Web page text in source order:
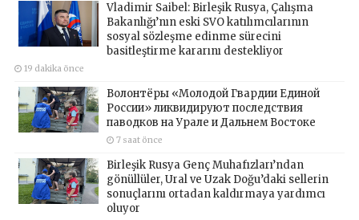
Vladimir Saibel: Birleşik Rusya, Çalışma
Bakanlığı’nın eski SVO katılımcılarının
sosyal sözleşme edinme sürecini
basitleştirme kararını destekliyor
19 dakika önce
Волонтёры «Молодой Гвардии Единой
России» ликвидируют последствия
паводков на Урале и Дальнем Востоке
7 saat önce
Birleşik Rusya Genç Muhafızları’ndan
gönüllüler, Ural ve Uzak Doğu’daki sellerin
sonuçlarını ortadan kaldırmaya yardımcı
oluyor